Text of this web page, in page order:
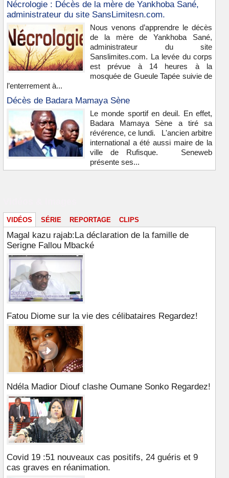
Nécrologie : Décès de la mère de Yankhoba Sané,
administrateur du site SansLimitesn.com.
Nous venons d’apprendre le décès
de la mère de Yankhoba Sané,
administrateur du site
Sanslimites.com. La levée du corps
est prévue à 14 heures à la
mosquée de Gueule Tapée suivie de
l’enterrement à...
Décès de Badara Mamaya Sène
Le monde sportif en deuil. En effet,
Badara Mamaya Sène a tiré sa
révérence, ce lundi. L'ancien arbitre
international a été aussi maire de la
ville de Rufisque. Seneweb
présente ses...
VIDÉOS SÉRIE REPORTAGE CLIPS
Magal kazu rajab:La déclaration de la famille de
Serigne Fallou Mbacké
Fatou Diome sur la vie des célibataires Regardez!
Ndéla Madior Diouf clashe Oumane Sonko Regardez!
Covid 19 :51 nouveaux cas positifs, 24 guéris et 9
cas graves en réanimation.